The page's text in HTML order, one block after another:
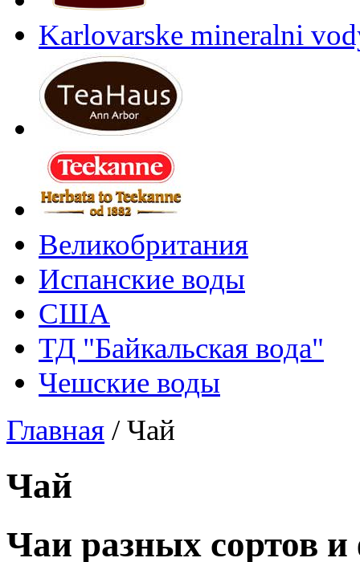
Karlovarske mineralni
Великобритания
Испанские воды
США
ТД "Байкальская вода"
Чешские воды
Главная /Чай
Чай
Чаи разных сортов и